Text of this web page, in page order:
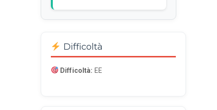
Difficoltà
Difficoltà: EE